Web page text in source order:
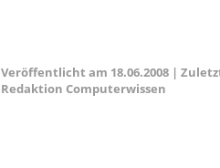
Veröffentlicht am 18.06.2008 |
Redaktion Computerwissen